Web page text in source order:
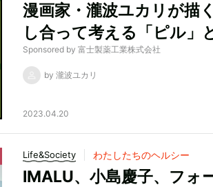
漫画家・瀧波ユカリが描
し合って考える「ピル」
Sponsored by 富士製薬工業株式会社
by 瀧波ユカリ
2023.04.20
Life&Society わたしたちのヘルシー
IMALU、小島慶子、フォ